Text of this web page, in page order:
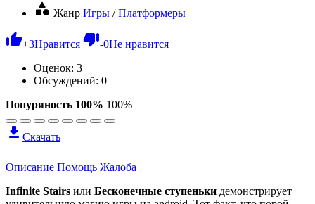
Жанр Игры /Платформеры
+3Нравится -0Не нравится
Оценок: 3
Обсуждений: 0
Попуряность 100% 100%
Скачать
Описание Помощь Жалоба
Infinite Stairs или Бесконечные ступеньки демонстрирует